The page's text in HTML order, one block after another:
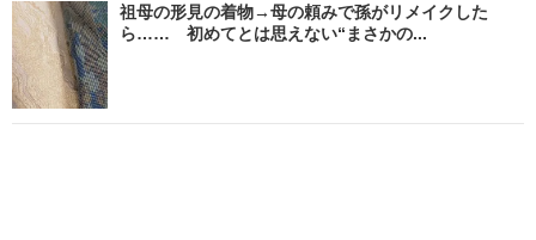
祖母の形見の着物→母の頼みで孫がリメイクした
ら…… 初めてとは思えない“まさかの...